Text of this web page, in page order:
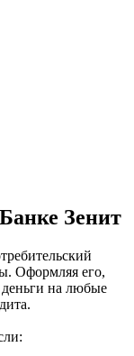
Зенит
Оформляя его,
на любые